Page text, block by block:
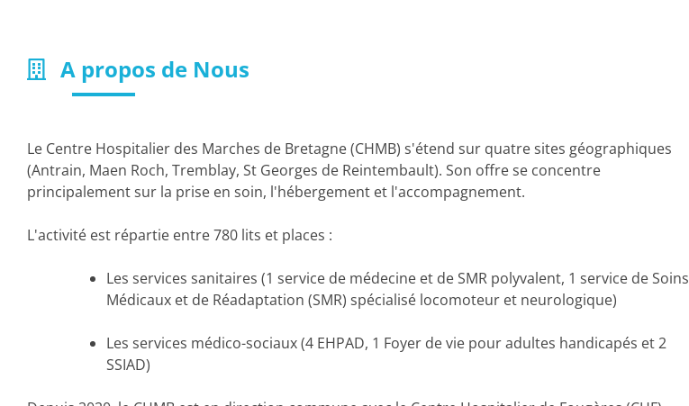
A propos de Nous
Le Centre Hospitalier des Marches de Bretagne (CHMB) s'étend sur quatre sites géographiques
(Antrain, Maen Roch, Tremblay, St Georges de Reintembault). Son offre se concentre
principalement sur la prise en soin, l'hébergement et l'accompagnement.
L'activité est répartie entre 780 lits et places :
Les services sanitaires (1 service de médecine et de SMR polyvalent, 1 service de Soins
Médicaux et de Réadaptation (SMR) spécialisé locomoteur et neurologique)
Les services médico-sociaux (4 EHPAD, 1 Foyer de vie pour adultes handicapés et 2
SSIAD)